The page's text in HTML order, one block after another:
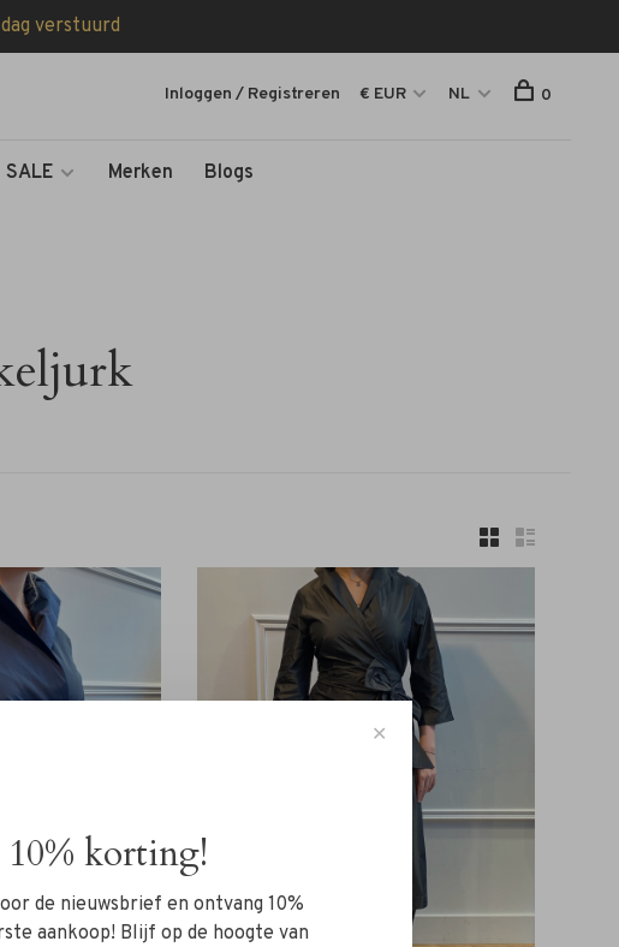
verstuurd
SALE Merken Blogs
Inloggen / Registreren € EUR NL 0
✕
korting!
de nieuwsbrief en ontvang 10%
aankoop! Blijf op de hoogte van